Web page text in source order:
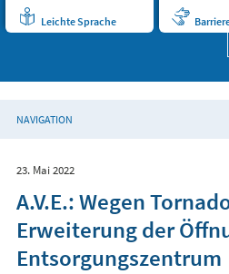
Leichte Sprache
NAVIGATION
23. Mai 2022
A.V.E.: Wegen
Erweiterung der
Entsorgungszentrum